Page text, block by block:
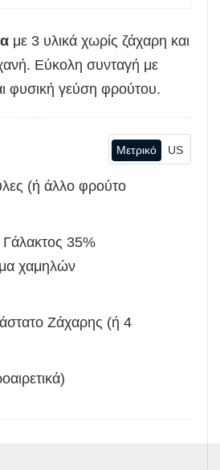
με 3 υλικά χωρίς ζάχαρη και
Εύκολη συνταγή με
φυσική γεύση φρούτου.
Μετρικό US
(ή άλλο φρούτο
35%
χαμηλών
Ζάχαρης (ή 4